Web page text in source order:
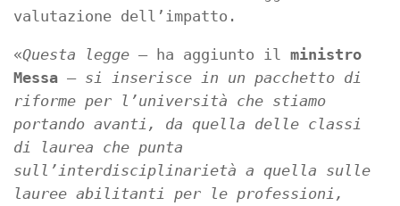
valutazione dell’impatto.
«Questa legge – ha aggiunto il ministro
Messa – si inserisce in un pacchetto di
riforme per l’università che stiamo
portando avanti, da quella delle classi
di laurea che punta
sull’interdisciplinarietà a quella sulle
lauree abilitanti per le professioni,